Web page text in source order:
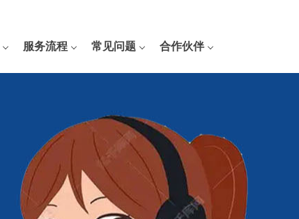
服务流程 常见问题 合作伙伴